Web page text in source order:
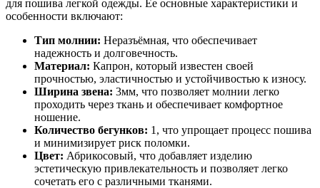
для пошива легкой одежды. Ее основные характеристики и
особенности включают:
Тип молнии: Неразъёмная, что обеспечивает
надежность и долговечность.
Материал: Капрон, который известен своей
прочностью, эластичностью и устойчивостью к износу.
Ширина звена: 3мм, что позволяет молнии легко
проходить через ткань и обеспечивает комфортное
ношение.
Количество бегунков: 1, что упрощает процесс пошива
и минимизирует риск поломки.
Цвет: Абрикосовый, что добавляет изделию
эстетическую привлекательность и позволяет легко
сочетать его с различными тканями.